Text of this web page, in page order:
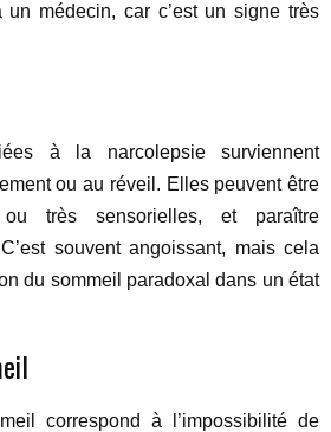
un médecin, car c’est un signe très
à la narcolepsie surviennent
ou au réveil. Elles peuvent être
ou très sensorielles, et paraître
souvent angoissant, mais cela
du sommeil paradoxal dans un état
correspond à l’impossibilité de